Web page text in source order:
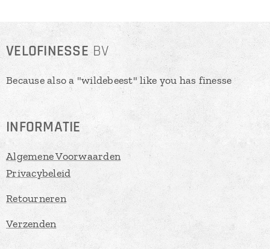
VELOFINESSEBV
Because also a "wildebeest" like you has finesse
INFORMATIE
Algemene Voorwaarden
Privacybeleid
Retourneren
Verzenden